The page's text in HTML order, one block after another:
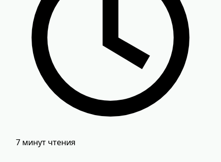
7 минут чтения